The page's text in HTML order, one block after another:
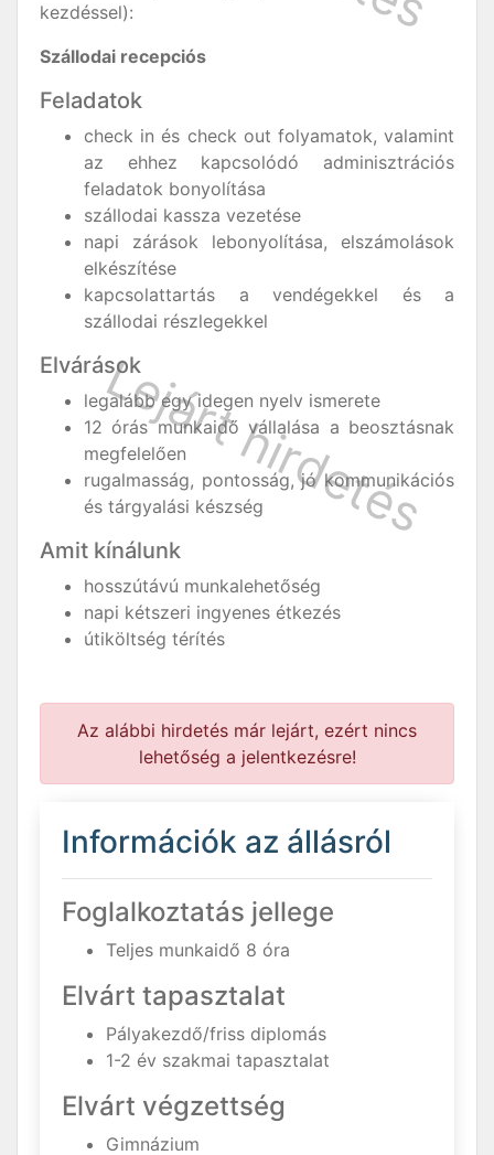
kezdéssel):
Szállodai recepciós
Feladatok
check in és check out folyamatok, valamint
az ehhez kapcsolódó adminisztrációs
feladatok bonyolítása
szállodai kassza vezetése
napi zárások lebonyolítása, elszámolások
elkészítése
kapcsolattartás a vendégekkel és a
szállodai részlegekkel
Elvárások
legalább egy idegen nyelv ismerete
12 órás munkaidő vállalása a beosztásnak
megfelelően
rugalmasság, pontosság, jó kommunikációs
és tárgyalási készség
Amit kínálunk
hosszútávú munkalehetőség
napi kétszeri ingyenes étkezés
útiköltség térítés
Az alábbi hirdetés már lejárt, ezért nincs
lehetőség a jelentkezésre!
Információk az állásról
Foglalkoztatás jellege
Teljes munkaidő 8 óra
Elvárt tapasztalat
Pályakezdő/friss diplomás
1-2 év szakmai tapasztalat
Elvárt végzettség
Gimnázium